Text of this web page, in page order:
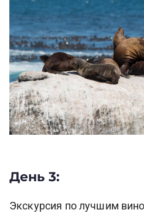
День 3:
Экскурсия по лучшим